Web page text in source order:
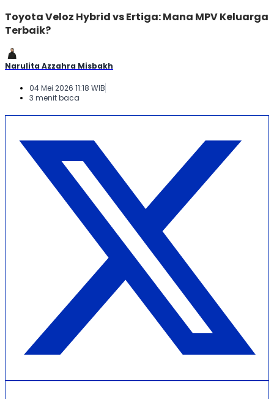
Toyota Veloz Hybrid vs Ertiga: Mana MPV Keluarga
Terbaik?
Narulita Azzahra Misbakh
04 Mei 2026 11:18 WIB
3 menit baca